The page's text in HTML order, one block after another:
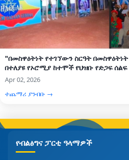
"በመስዋዕትነት የተገኘውን ስርዓት
በተለያዩ የኦሮሚያ ከተሞች የህዝቡ የድጋፍ ሰልፍ
Apr 02, 2026
ተጨማሪ ያንብቡ →
የብልፅግና ፓርቲ ዓላማዎች